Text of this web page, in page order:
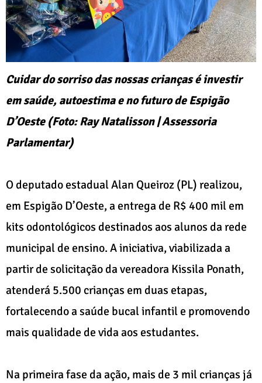
Cuidar do sorriso das nossas crianças é investir
em saúde, autoestima e no futuro de Espigão
D’Oeste (Foto: Ray Natalisson | Assessoria
Parlamentar)
O deputado estadual Alan Queiroz (PL) realizou,
em Espigão D’Oeste, a entrega de R$ 400 mil em
kits odontológicos destinados aos alunos da rede
municipal de ensino. A iniciativa, viabilizada a
partir de solicitação da vereadora Kissila Ponath,
atenderá 5.500 crianças em duas etapas,
fortalecendo a saúde bucal infantil e promovendo
mais qualidade de vida aos estudantes.
Na primeira fase da ação, mais de 3 mil crianças já